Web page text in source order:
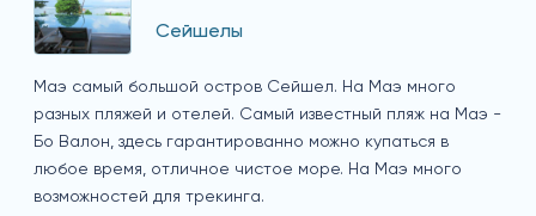
Сейшелы
Маэ самый большой остров Сейшел. На Маэ много
разных пляжей и отелей. Самый известный пляж на Маэ -
Бо Валон, здесь гарантированно можно купаться в
любое время, отличное чистое море. На Маэ много
возможностей для трекинга.